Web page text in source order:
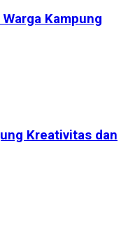
Kampung
Kreativitas dan